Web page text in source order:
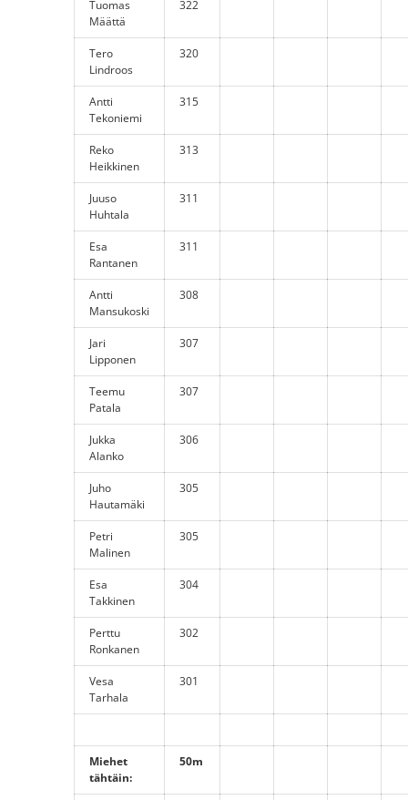
Tuomas
Määttä
322
Tero
Lindroos
320
Antti
Tekoniemi
315
Reko
Heikkinen
313
Juuso
Huhtala
311
Esa
Rantanen
311
Antti
Mansukoski
308
Jari
Lipponen
307
Teemu
Patala
307
Jukka
Alanko
306
Juho
Hautamäki
305
Petri
Malinen
305
Esa
Takkinen
304
Perttu
Ronkanen
302
Vesa
Tarhala
301
Miehet
tähtäin:
50m